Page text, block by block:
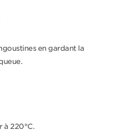
en gardant la
à 220°C.